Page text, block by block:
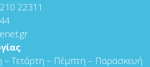
22311
:
– Τετάρτη – Πέμπτη – Παρασκευή